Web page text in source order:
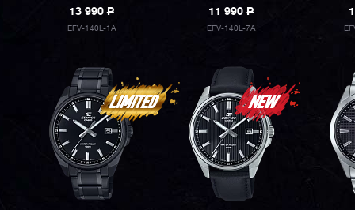
13 990P
EFV-140L-1A
11 990P
EFV-140L-7A